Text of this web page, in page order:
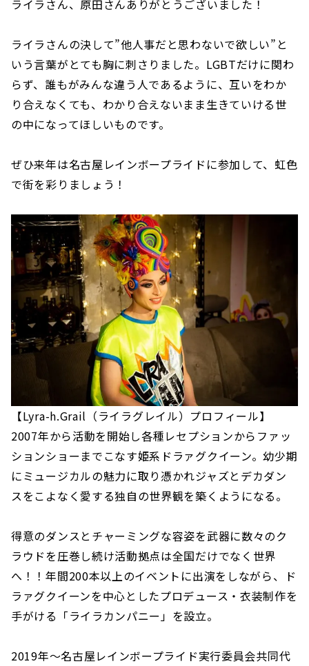
ライラさん、原田さんありがとうございました！
ライラさんの決して”他人事だと思わないで欲しい”と
いう言葉がとても胸に刺さりました。LGBTだけに関わ
らず、誰もがみんな違う人であるように、互いをわか
り合えなくても、わかり合えないまま生きていける世
の中になってほしいものです。
ぜひ来年は名古屋レインボープライドに参加して、虹色
で街を彩りましょう！
【Lyra-h.Grail（ライラグレイル）プロフィール】
2007年から活動を開始し各種レセプションからファッ
ションショーまでこなす姫系ドラァグクイーン。幼少期
にミュージカルの魅力に取り憑かれジャズとデカダン
スをこよなく愛する独自の世界観を築くようになる。
得意のダンスとチャーミングな容姿を武器に数々のク
ラウドを圧巻し続け活動拠点は全国だけでなく世界
へ！！年間200本以上のイベントに出演をしながら、ド
ラァグクイーンを中心としたプロデュース・衣装制作を
手がける「ライラカンパニー」を設立。
2019年～名古屋レインボープライド実行委員会共同代